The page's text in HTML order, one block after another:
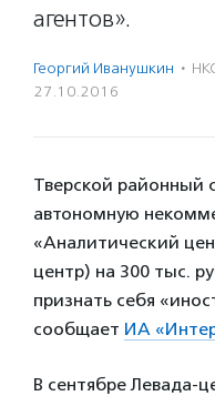
агентов».
Георгий Иванушкин ·
27.10.2016
Тверской районный
автономную
«Аналитический
центр) на 300 тыс.
признать себя
сообщает ИА
В сентябре Левада-